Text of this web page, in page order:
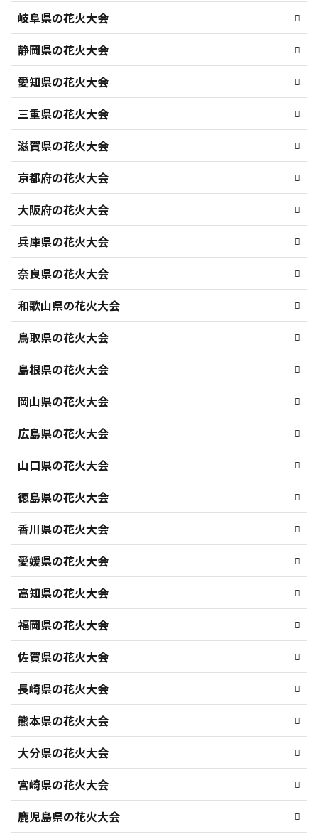
岐阜県の花火大会
静岡県の花火大会
愛知県の花火大会
三重県の花火大会
滋賀県の花火大会
京都府の花火大会
大阪府の花火大会
兵庫県の花火大会
奈良県の花火大会
和歌山県の花火大会
鳥取県の花火大会
島根県の花火大会
岡山県の花火大会
広島県の花火大会
山口県の花火大会
徳島県の花火大会
香川県の花火大会
愛媛県の花火大会
高知県の花火大会
福岡県の花火大会
佐賀県の花火大会
長崎県の花火大会
熊本県の花火大会
大分県の花火大会
宮崎県の花火大会
鹿児島県の花火大会